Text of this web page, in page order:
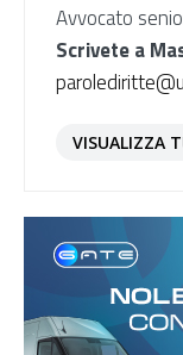
Avvocato
Scrivete a
VISUALIZZA